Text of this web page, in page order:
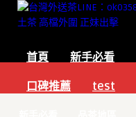
首頁 新手必看
口碑推薦 test